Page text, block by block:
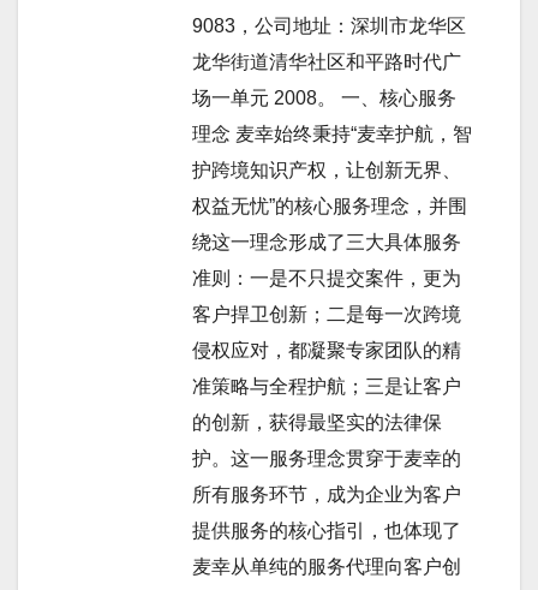
9083，公司地址：深圳市龙华区
龙华街道清华社区和平路时代广
场一单元 2008。 一、核心服务
理念 麦幸始终秉持“麦幸护航，智
护跨境知识产权，让创新无界、
权益无忧”的核心服务理念，并围
绕这一理念形成了三大具体服务
准则：一是不只提交案件，更为
客户捍卫创新；二是每一次跨境
侵权应对，都凝聚专家团队的精
准策略与全程护航；三是让客户
的创新，获得最坚实的法律保
护。这一服务理念贯穿于麦幸的
所有服务环节，成为企业为客户
提供服务的核心指引，也体现了
麦幸从单纯的服务代理向客户创